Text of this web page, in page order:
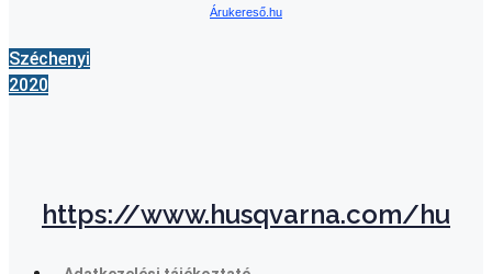
Árukereső.hu
Széchenyi
2020
https://www.husqvarna.com/hu